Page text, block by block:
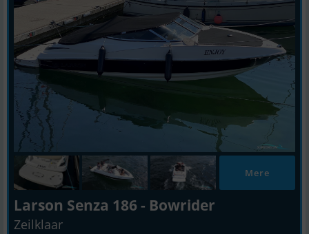
Mere
Larson Senza 186 - Bowrider
Zeilklaar